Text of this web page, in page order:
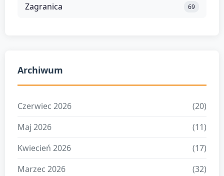
Zagranica 69
Archiwum
Czerwiec 2026
(20)
Maj 2026
(11)
Kwiecień 2026
(17)
Marzec 2026
(32)